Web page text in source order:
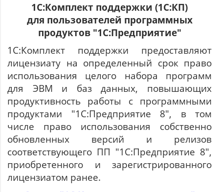
1С:Комплект поддержки (1С:КП)
для пользователей программных
продуктов "1С:Предприятие"
1С:Комплект поддержки предоставляют
лицензиату на определенный срок право
использования целого набора программ
для ЭВМ и баз данных, повышающих
продуктивность работы с программными
продуктами "1С:Предприятие 8", в том
числе право использования собственно
обновленных версий и релизов
соответствующего ПП "1С:Предприятие 8",
приобретенного и зарегистрированного
лицензиатом ранее.